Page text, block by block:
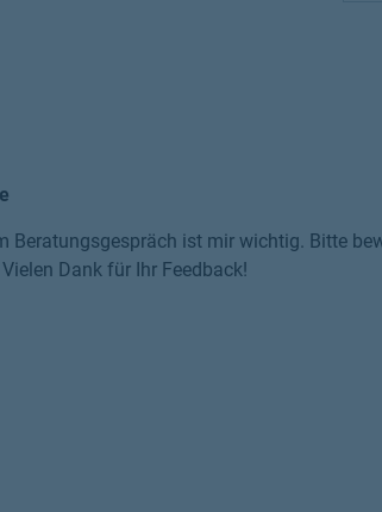
ist mir wichtig. Bitte
Dank für Ihr Feedback!